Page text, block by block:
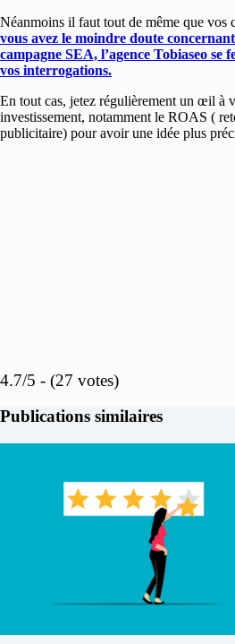
Néanmoins il faut tout de même que vos
vous avez le moindre doute
campagne SEA, l’agence Tobiaseo
vos interrogations.
En tout cas, jetez régulièrement un œil à
investissement, notamment le ROAS (
publicitaire) pour avoir une idée plus
4.7/5 - (27 votes)
Publications similaires